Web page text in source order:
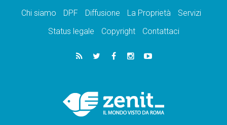
Chi siamo DPF Diffusione La Proprietà
Servizi
Status legale
Copyright Contattaci